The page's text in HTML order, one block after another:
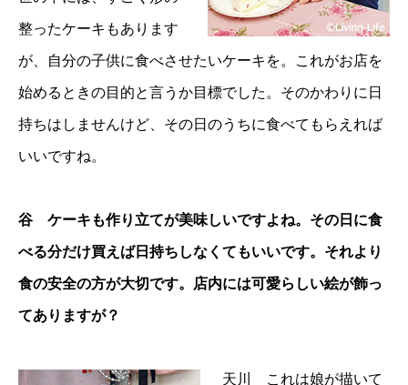
整ったケーキもあります
が、自分の子供に食べさせたいケーキを。これがお店を
始めるときの目的と言うか目標でした。そのかわりに日
持ちはしませんけど、その日のうちに食べてもらえれば
いいですね。
谷 ケーキも作り立てが美味しいですよね。その日に食
べる分だけ買えば日持ちしなくてもいいです。それより
食の安全の方が大切です。店内には可愛らしい絵が飾っ
てありますが？
天川 これは娘が描いて